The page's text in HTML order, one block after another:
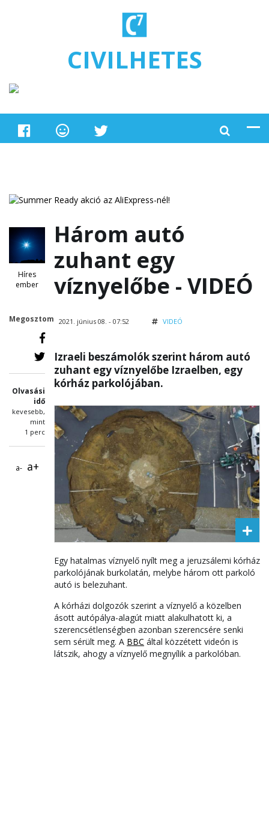
CIVILHETES
Híres
ember
Megosztom
Olvasási
idő
kevesebb,
mint
1 perc
a- a+
Három autó
zuhant egy
víznyelőbe - VIDEÓ
2021. június 08. - 07:52 VIDEÓ
Izraeli beszámolók szerint három autó
zuhant egy víznyelőbe Izraelben, egy
kórház parkolójában.
Egy hatalmas víznyelő nyílt meg a jeruzsálemi kórház
parkolójának burkolatán, melybe három ott parkoló
autó is belezuhant.
A kórházi dolgozók szerint a víznyelő a közelben
ásott autópálya-alagút miatt alakulhatott ki, a
szerencsétlenségben azonban szerencsére senki
sem sérült meg. A BBC által közzétett videón is
látszik, ahogy a víznyelő megnyílik a parkolóban.